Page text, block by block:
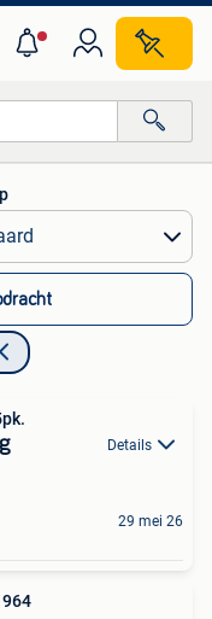
Details
29 mei 26